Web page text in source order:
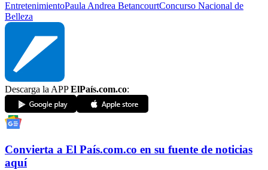
EntretenimientoPaula Andrea BetancourtConcurso Nacional de
Belleza
Descarga la APPElPaís.com.co:
Convierta a El País.com.co en su fuente de noticias
aquí